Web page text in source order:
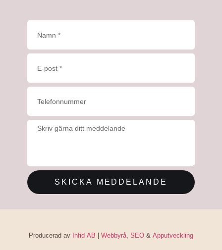
SKICKA MEDDELANDE
Producerad av Infid AB Webbyrå SEO & Apputveckling